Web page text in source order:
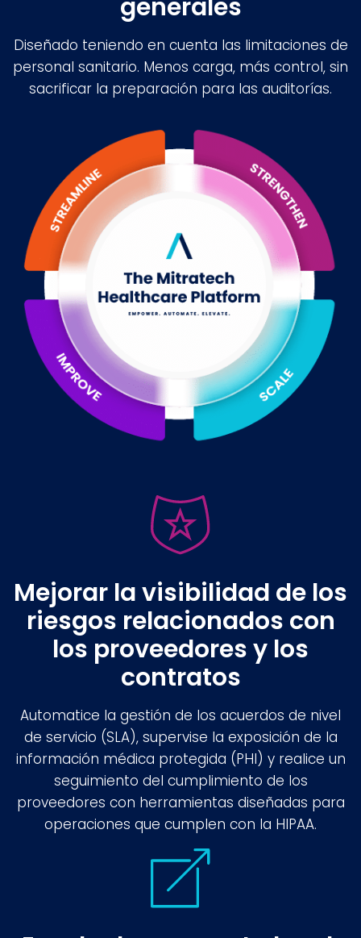
generales
Diseñado teniendo en cuenta las limitaciones de
personal sanitario. Menos carga, más control, sin
sacrificar la preparación para las auditorías.
Mejorar la visibilidad de los
riesgos relacionados con
los proveedores y los
contratos
Automatice la gestión de los acuerdos de nivel
de servicio (SLA), supervise la exposición de la
información médica protegida (PHI) y realice un
seguimiento del cumplimiento de los
proveedores con herramientas diseñadas para
operaciones que cumplen con la HIPAA.